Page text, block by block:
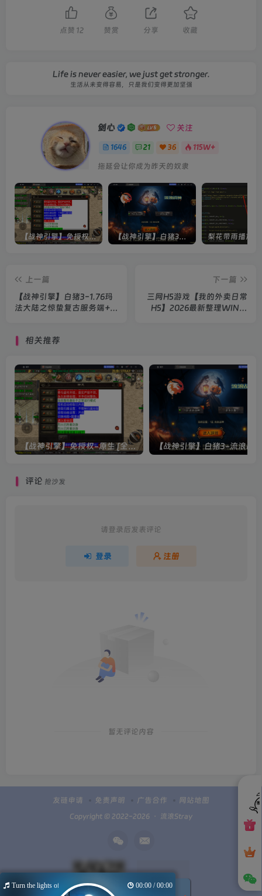
点赞 12 赞赏 分享 收藏
Life is never easier, we just get stronger.
生活从未变得容易，只是我们变得更加坚强
剑心 关注
1646 21 36 115W+
拖延会让你成为昨天的奴隶
【战神引擎】免授权-原生 [全屏自动拾取] 插件 + 配置教程（更新修复版，具体自测） 【战神引擎】白猪3-流浪战神3神技8大陆全屏拾取版特色服务端+生肖+转生+秘境+神魔+双端+教程(更新眼神拾取)
上一篇
【战神引擎】白猪3-1.76玛
法大陆之惊蛰复古服务端+双
下一篇
三网H5游戏【我的外卖日常
H5】2026最新整理WIN系
相关推荐
【战神引擎】免授权-原生 [全屏自动拾取] 插件 + 配置教程（更新修复版，具体自测）
评论 抢沙发
请登录后发表评论
登录 注册
暂无评论内容
友链申请 免责声明 广告合作 网站地图
Copyright © 2022-2026 ・ 流浪Stray
Turn the lights off 00:00 / 00:00